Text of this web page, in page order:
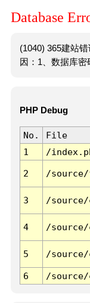
Database
(1040) 365建站
因：1、数据库密
PHP Debug
No. File
1
/
2 /
3 /
4 /
5 /
6 /